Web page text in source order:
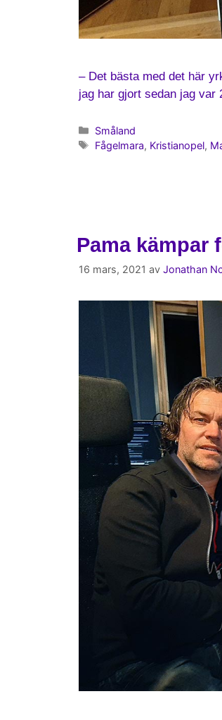
– Det bästa med det här
jag har gjort sedan jag var
Småland
Fågelmara, Kristianopel,
Pama kämpar
16 mars, 2021 av Jonathan